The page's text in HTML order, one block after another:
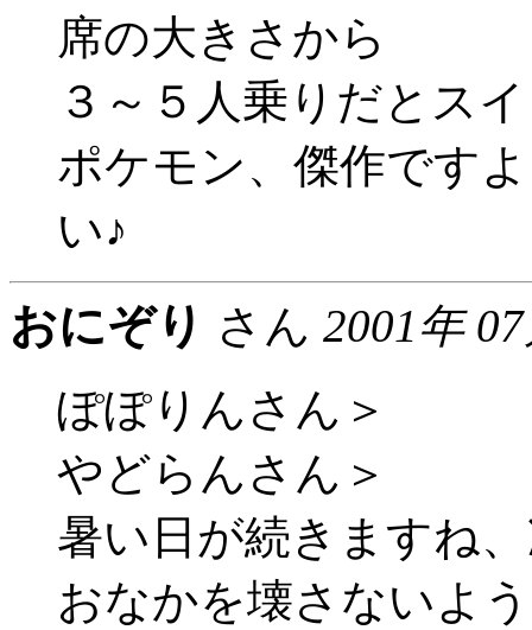
席の大きさから
３～５人乗りだとス
ポケモン、傑作です
い♪
おにぞり さん 2001年
ぽぽりんさん＞
やどらんさん＞
暑い日が続きますね
おなかを壊さないよ